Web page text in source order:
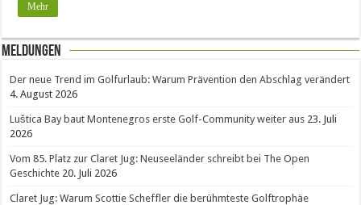
Mehr
Meldungen
Der neue Trend im Golfurlaub: Warum Prävention den Abschlag verändert
4. August 2026
Luštica Bay baut Montenegros erste Golf-Community weiter aus 23. Juli
2026
Vom 85. Platz zur Claret Jug: Neuseeländer schreibt bei The Open
Geschichte 20. Juli 2026
Claret Jug: Warum Scottie Scheffler die berühmteste Golftrophäe